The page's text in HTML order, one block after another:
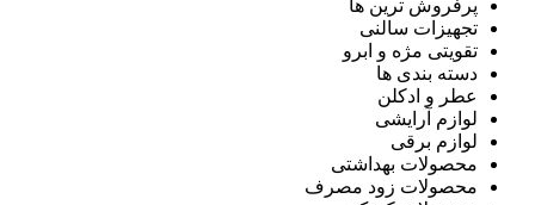
پرفروش ترین ها
تجهیزات سالنی
تقویتی مژه و ابرو
دسته بندی ها
عطر و ادکلن
لوازم آرایشی
لوازم برقی
محصولات بهداشتی
محصولات زود مصرف